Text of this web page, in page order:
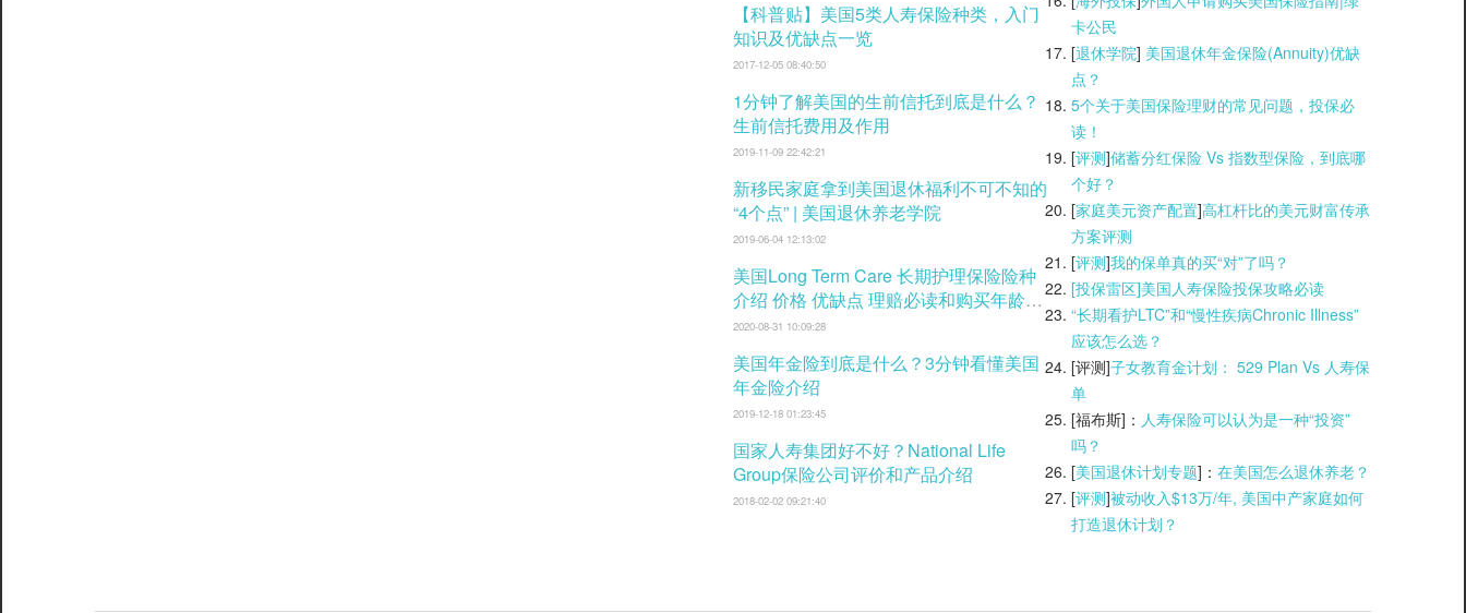
卡公民
[退休学院] 美国退休年金保险(Annuity)优缺
点？
5个关于美国保险理财的常见问题，投保必
读！
[评测]储蓄分红保险 Vs 指数型保险，到底哪
个好？
[家庭美元资产配置]高杠杆比的美元财富传承
方案评测
[评测]我的保单真的买“对”了吗？
[投保雷区]美国人寿保险投保攻略必读
“长期看护LTC”和“慢性疾病Chronic Illness”
应该怎么选？
[评测]子女教育金计划： 529 Plan Vs 人寿保
单
[福布斯]： 人寿保险可以认为是一种“投资”
吗？
[美国退休计划专题]： 在美国怎么退休养老？
[评测]被动收入$13万/年, 美国中产家庭如何
打造退休计划？
【科普贴】美国5类人寿保险种类，入门
知识及优缺点一览
2017-12-05 08:40:50
1分钟了解美国的生前信托到底是什么？
生前信托费用及作用
2019-11-09 22:42:21
新移民家庭拿到美国退休福利不可不知的
“4个点” | 美国退休养老学院
2019-06-04 12:13:02
美国Long Term Care 长期护理保险险种
介绍 价格 优缺点 理赔必读和购买年龄窗
口
2020-08-31 10:09:28
美国年金险到底是什么？3分钟看懂美国
年金险介绍
2019-12-18 01:23:45
国家人寿集团好不好？National Life
Group保险公司评价和产品介绍
2018-02-02 09:21:40